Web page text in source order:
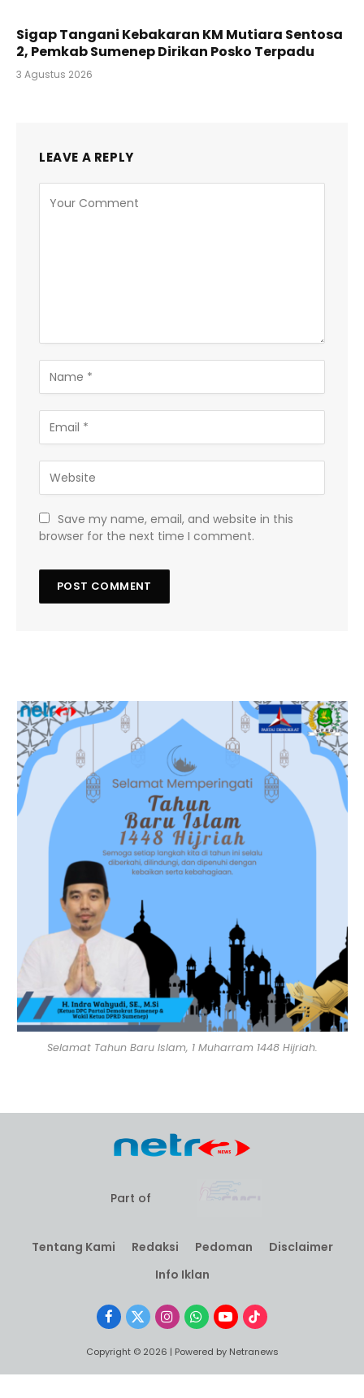
Sigap Tangani Kebakaran KM Mutiara Sentosa
2, Pemkab Sumenep Dirikan Posko Terpadu
3 Agustus 2026
LEAVE A REPLY
Save my name, email, and website in this
browser for the next time I comment.
Selamat Tahun Baru Islam, 1 Muharram 1448 Hijriah.
Part of
Tentang Kami Redaksi Pedoman
Disclaimer
Info Iklan
Facebook
X
InstagramWhatsApp
YouTubeTikTok
Copyright © 2026 | Powered by Netranews